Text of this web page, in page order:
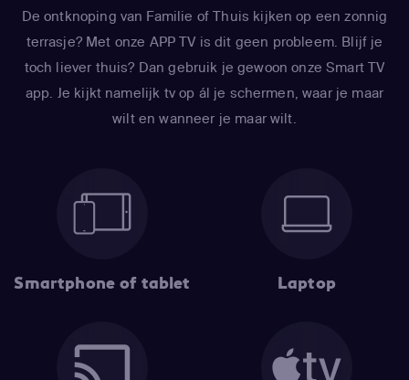
De ontknoping van Familie of Thuis kijken op een zonnig
terrasje? Met onze APP TV is dit geen probleem. Blijf je
toch liever thuis? Dan gebruik je gewoon onze Smart TV
app. Je kijkt namelijk tv op ál je schermen, waar je maar
wilt en wanneer je maar wilt.
Smartphone of tablet Laptop